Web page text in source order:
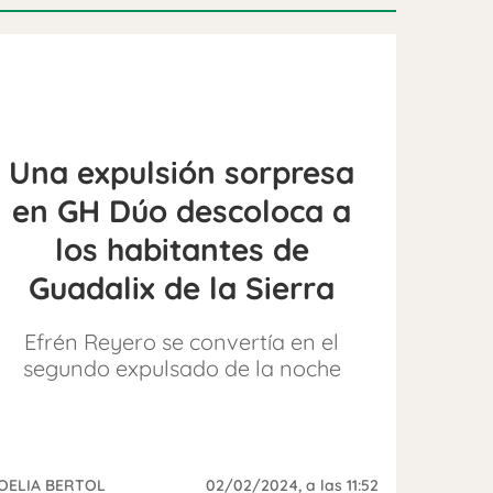
Una expulsión sorpresa
en GH Dúo descoloca a
los habitantes de
Guadalix de la Sierra
Efrén Reyero se convertía en el
segundo expulsado de la noche
BERTOL 02/02/2024, a las 11:52